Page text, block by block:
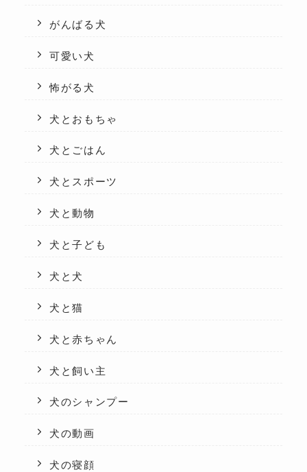
がんばる犬
可愛い犬
怖がる犬
犬とおもちゃ
犬とごはん
犬とスポーツ
犬と動物
犬と子ども
犬と犬
犬と猫
犬と赤ちゃん
犬と飼い主
犬のシャンプー
犬の動画
犬の寝顔